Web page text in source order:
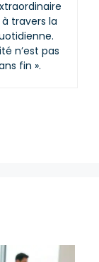
travers la
n’est pas
fin ».